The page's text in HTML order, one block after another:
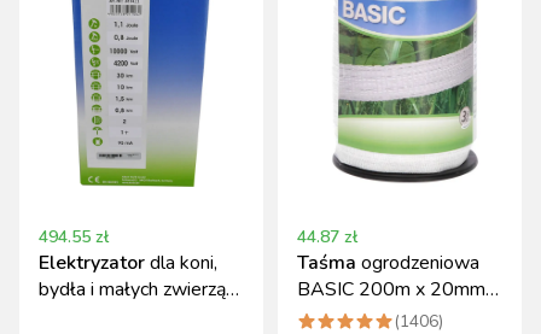
494.55 zł
Elektryzatordla koni,
bydła i małych zwierząt
44.87 zł
Taśma ogrodzeniowa
BASIC 200m x 20mm
biała Kerbl (1406)